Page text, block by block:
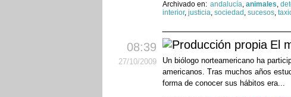
Archivado en: andalucía, animales,
interior, justicia, sociedad , sucesos,
08:39
27/10/2009
El
Un biólogo norteamericano ha
americanos. Tras muchos años
forma de conocer sus hábitos era...